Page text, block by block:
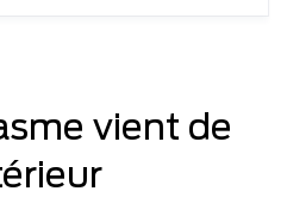
vient de